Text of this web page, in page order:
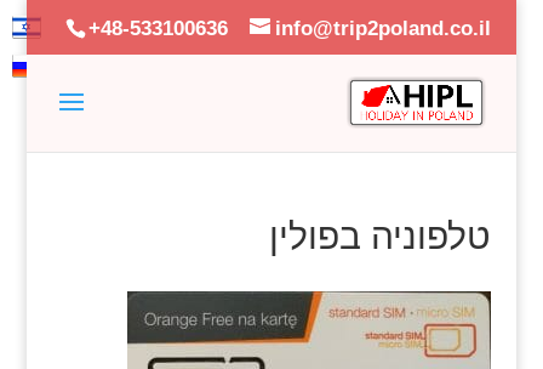
+48-533100636 info@trip2poland.co.il
טלפוניה בפולין